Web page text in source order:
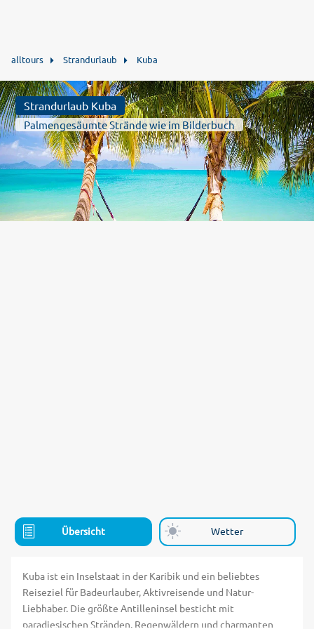
alltours Strandurlaub Kuba
Strandurlaub Kuba
Palmengesäumte Strände wie im Bilderbuch
Übersicht Wetter
Kuba ist ein Inselstaat in der Karibik und ein beliebtes
Reiseziel für Badeurlauber, Aktivreisende und Natur-
Liebhaber. Die größte Antilleninsel besticht mit
paradiesischen Stränden, Regenwäldern und charmanten